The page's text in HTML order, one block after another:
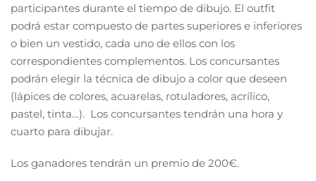
participantes durante el tiempo de dibujo. El outfit
podrá estar compuesto de partes superiores e inferiores
o bien un vestido, cada uno de ellos con los
correspondientes complementos. Los concursantes
podrán elegir la técnica de dibujo a color que deseen
(lápices de colores, acuarelas, rotuladores, acrílico,
pastel, tinta…). Los concursantes tendrán una hora y
cuarto para dibujar.
Los ganadores tendrán un premio de 200€.